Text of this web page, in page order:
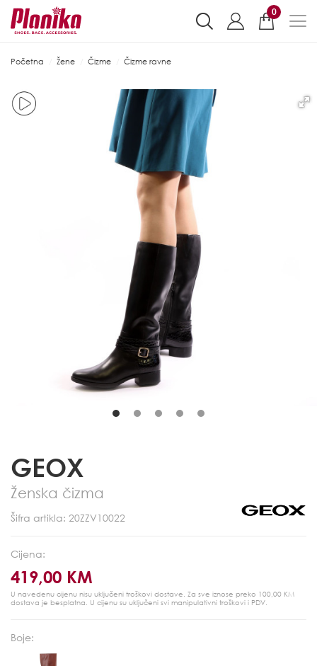
0
Početna Žene Čizme Čizme ravne
GEOX
Ženska čizma
Šifra artikla: 20ZZV10022
Cijena:
419,00 KM
U navedenu cijenu nisu uključeni troškovi dostave. Za sve iznose preko 100,00 KM
dostava je besplatna. U cijenu su uključeni svi manipulativni troškovi i PDV.
Boje: